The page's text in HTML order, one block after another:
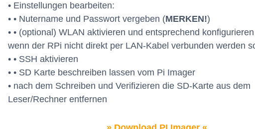
• Einstellungen bearbeiten:
• • Nutername und Passwort vergeben (MERKEN!)
• • (optional) WLAN aktivieren und entsprechend
wenn der RPi nicht direkt per LAN-Kabel verbunden werden
• • SSH aktivieren
• • SD Karte beschreiben lassen vom Pi Imager
• nach dem Schreiben und Verifizieren die SD-Karte aus dem
Leser/Rechner entfernen